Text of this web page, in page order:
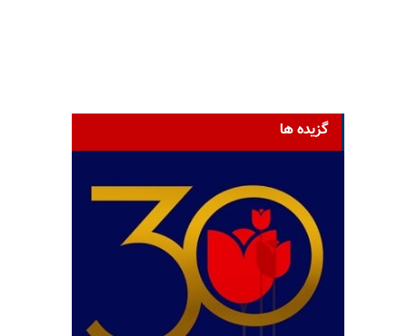
گزیده ها